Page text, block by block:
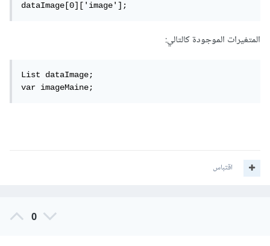
dataImage[0]['image'];
المتغيرات الموجودة كالتالي:
List dataImage;
var imageMaine;
اقتباس
0